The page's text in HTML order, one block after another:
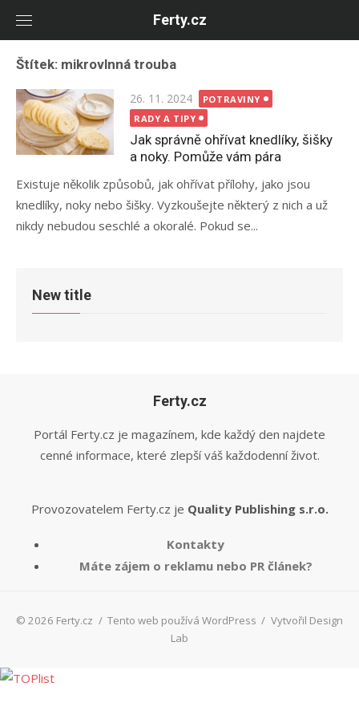
Ferty.cz
Štítek: mikrovlnná trouba
Posted
on
26. 11. 2024
POTRAVINY
RADY A TIPY
Jak správně ohřívat knedlíky, šišky
a noky. Pomůže vám pára
Existuje několik způsobů, jak ohřívat přílohy, jako jsou
knedlíky, noky nebo šišky. Vyzkoušejte některý z nich a už
nikdy nebudou seschlé a okoralé. Pokud se...
New title
Ferty.cz
Portál Ferty.cz je magazínem, kde každý den najdete
cenné informace, které zlepší váš každodenní život.
Provozovatelem Ferty.cz je Quality Publishing s.r.o.
Kontakty
Máte zájem o reklamu nebo PR článek?
© 2026 Ferty.cz / Tento web používá WordPress / Vytvořil Design
Lab